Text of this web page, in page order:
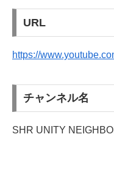
URL
https://
チャンネル名
SHR UNITY